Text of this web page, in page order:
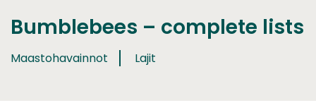
Bumblebees – complete lists
Maastohavainnot Lajit